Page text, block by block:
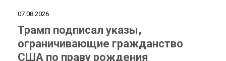
07.08.2026
Трамп подписал указы,
ограничивающие гражданство
США по праву рождения